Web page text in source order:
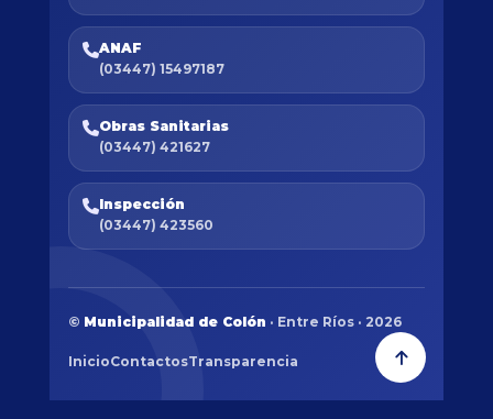
ANAF
(03447) 15497187
Obras Sanitarias
(03447) 421627
Inspección
(03447) 423560
© Municipalidad de Colón · Entre Ríos · 2026
InicioContactosTransparencia